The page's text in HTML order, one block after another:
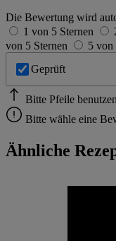
Die Bewertung wird
1 von 5 Sternen
von 5 Sternen
5 von
Geprüft
Bitte Pfeile benutzen
Bitte wähle eine
Ähnliche